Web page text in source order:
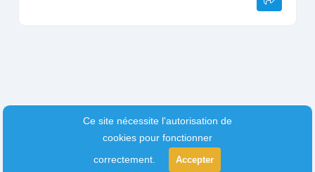
Ce site nécessite l'autorisation de
cookies pour fonctionner
correctement.
Accepter